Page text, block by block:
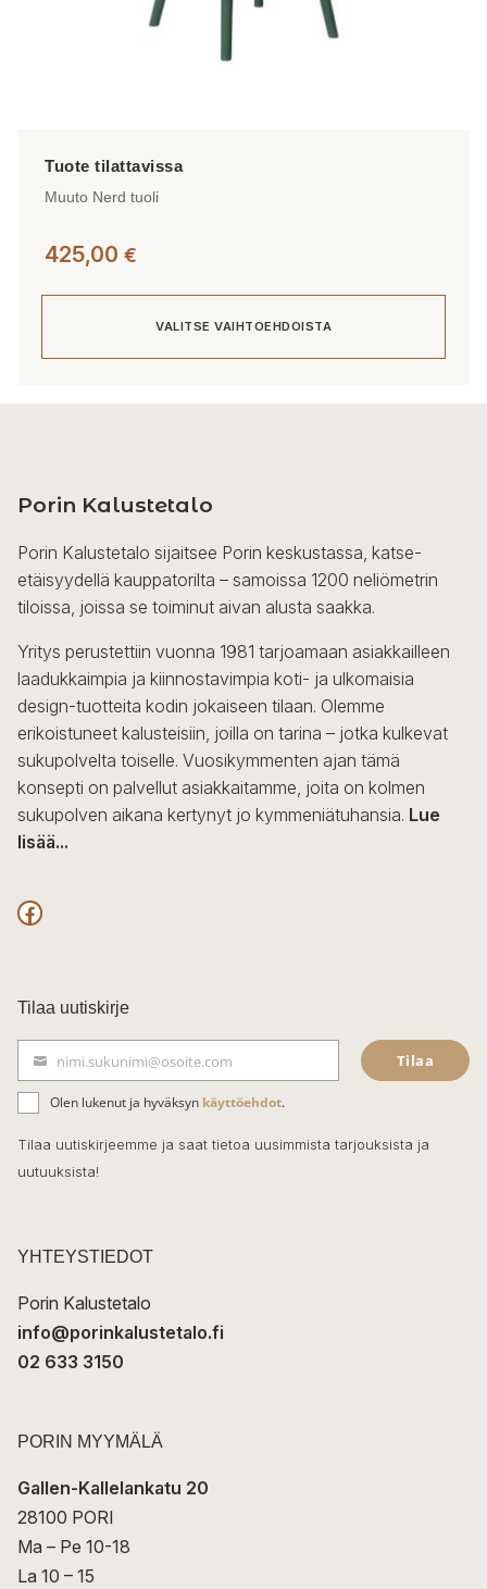
Muuto Nerd tuoli
425,00 €
VALITSE VAIHTOEHDOISTA
muunnelma.
tehdä
valinnat
tuotteen
sivulla.
Porin Kalustetalo
Porin Kalustetalo sijaitsee Porin keskustassa, katse-
etäisyydellä kauppatorilta – samoissa 1200 neliömetrin
tiloissa, joissa se toiminut aivan alusta saakka.
Yritys perustettiin vuonna 1981 tarjoamaan asiakkailleen
laadukkaimpia ja kiinnostavimpia koti- ja ulkomaisia
design-tuotteita kodin jokaiseen tilaan. Olemme
erikoistuneet kalusteisiin, joilla on tarina – jotka kulkevat
sukupolvelta toiselle. Vuosikymmenten ajan tämä
konsepti on palvellut asiakkaitamme, joita on kolmen
sukupolven aikana kertynyt jo kymmeniätuhansia. Lue
lisää...
F
c
e
b
o
o
k
Tilaa uutiskirje
ä
h
k
t
nimi.sukunimi@osoite.com Tilaa
Olen lukenut ja hyväksyn käyttöehdot.
Tilaa uutiskirjeemme ja saat tietoa uusimmista tarjouksista ja
uutuuksista!
YHTEYSTIEDOT
Porin Kalustetalo
info@porinkalustetalo.fi
02 633 3150
PORIN MYYMÄLÄ
Gallen-Kallelankatu 20
28100 PORI
Ma – Pe 10-18
La 10 – 15